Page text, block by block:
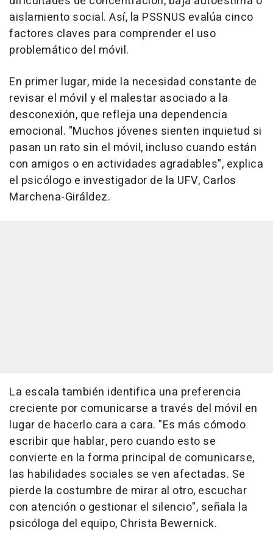
aislamiento social. Así, la PSSNUS evalúa cinco
factores claves para comprender el uso
problemático del móvil.
En primer lugar, mide la necesidad constante de
revisar el móvil y el malestar asociado a la
desconexión, que refleja una dependencia
emocional. "Muchos jóvenes sienten inquietud si
pasan un rato sin el móvil, incluso cuando están
con amigos o en actividades agradables", explica
el psicólogo e investigador de la UFV, Carlos
Marchena-Giráldez.
La escala también identifica una preferencia
creciente por comunicarse a través del móvil en
lugar de hacerlo cara a cara. "Es más cómodo
escribir que hablar, pero cuando esto se
convierte en la forma principal de comunicarse,
las habilidades sociales se ven afectadas. Se
pierde la costumbre de mirar al otro, escuchar
con atención o gestionar el silencio", señala la
psicóloga del equipo, Christa Bewernick.